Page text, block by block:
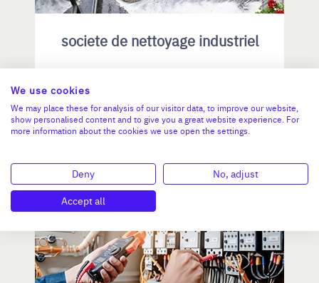
societe de nettoyage industriel
CA : 2 200 000 €
###Valeur###
AUVERGNE-RHÔNE-ALPES
We use cookies
We may place these for analysis of our visitor data, to improve our website,
show personalised content and to give you a great website experience. For
more information about the cookies we use open the settings.
Deny
No, adjust
Accept all